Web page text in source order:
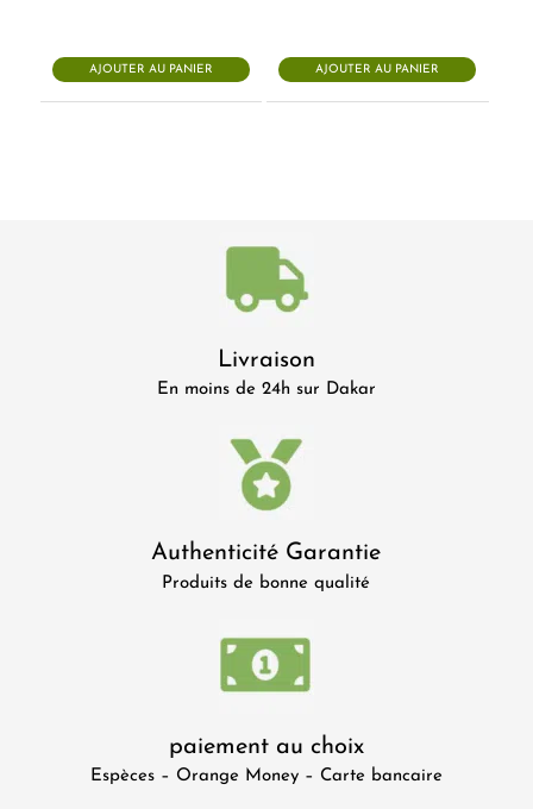
AJOUTER AU PANIER AJOUTER AU PANIER
Livraison
En moins de 24h sur Dakar
Authenticité Garantie
Produits de bonne qualité
paiement au choix
Espèces – Orange Money – Carte bancaire